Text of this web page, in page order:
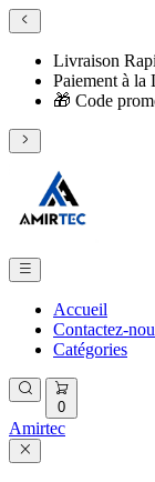
Livraison
​Paiement à la
​🎁 Code
Accueil
Contactez-
Catégories
0
Amirtec